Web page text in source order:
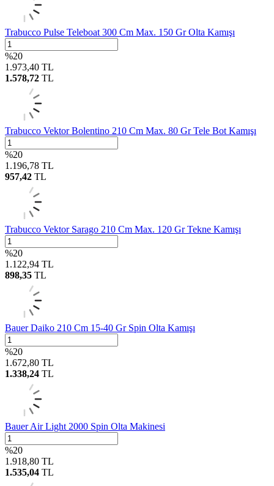
Trabucco Pulse Teleboat 300 Cm Max. 150 Gr Olta Kamışı
%20
1.973,40 TL
1.578,72 TL
Trabucco Vektor Bolentino 210 Cm Max. 80 Gr Tele Bot Kamışı
%20
1.196,78 TL
957,42 TL
Trabucco Vektor Sarago 210 Cm Max. 120 Gr Tekne Kamışı
%20
1.122,94 TL
898,35 TL
Bauer Daiko 210 Cm 15-40 Gr Spin Olta Kamışı
%20
1.672,80 TL
1.338,24 TL
Bauer Air Light 2000 Spin Olta Makinesi
%20
1.918,80 TL
1.535,04 TL